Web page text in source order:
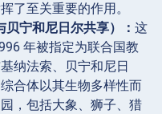
了至关重要的作用。
宁和尼日尔共享）： 这
年被指定为联合国教
纳法索、贝宁和尼日
合体以其生物多样性而
，包括大象、狮子、猎